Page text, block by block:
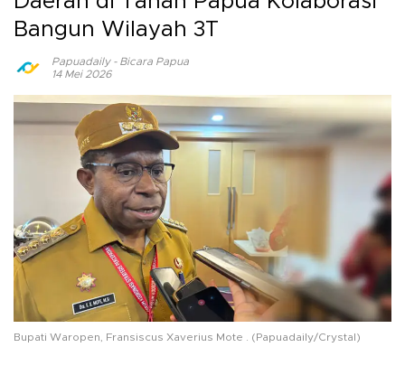
Bangun Wilayah 3T
Papuadaily- Bicara Papua
14 Mei 2026
Bupati Waropen, Fransiscus Xaverius Mote . (Papuadaily/Crystal)